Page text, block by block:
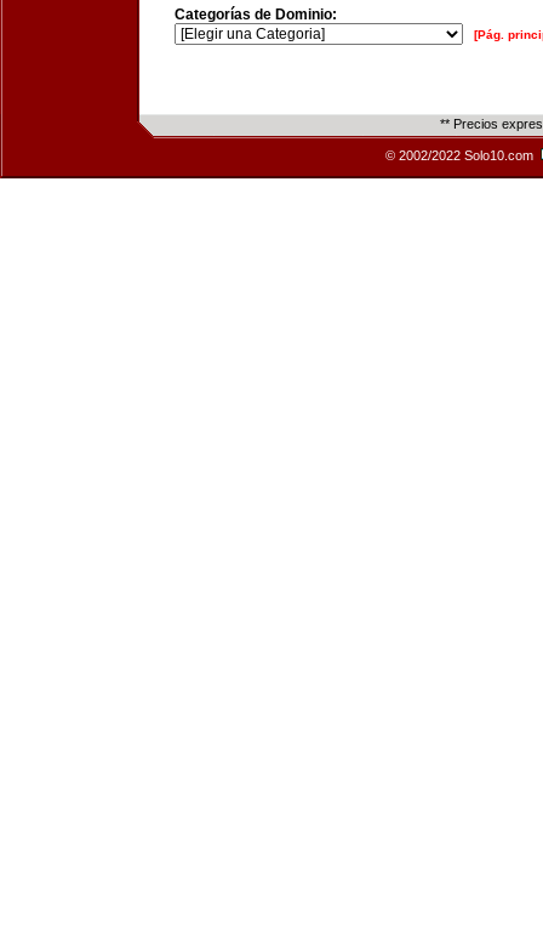
Categorías de Dominio:
[Pág.
** Precios
© 2002/2022 Solo10.com